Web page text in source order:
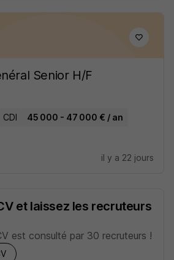
Senior H/F
CDI 45 000 - 47 000 € / an
il y a 22 jours
et laissez les recruteurs
est consulté par 30 recruteurs !